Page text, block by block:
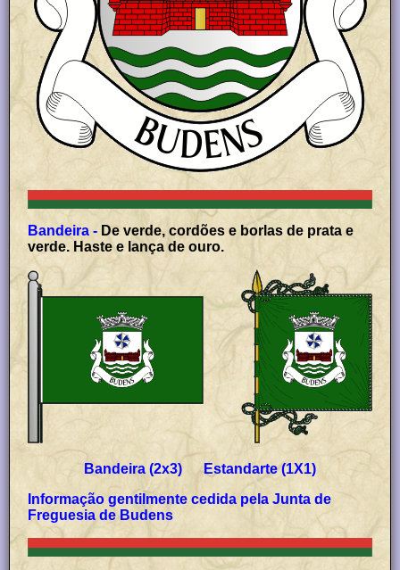
Bandeira -
verde. Haste e lança de ouro.
Bandeira (2x3) Estandarte (1X1)
Informação gentilmente cedida pela Junta de
Freguesia de Budens